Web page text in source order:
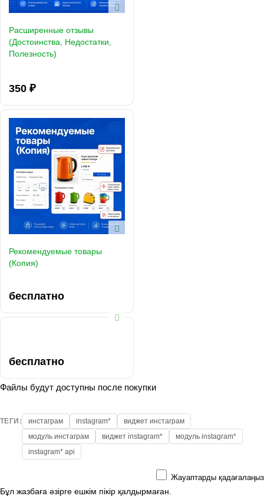
Расширенные отзывы
(Достоинства, Недостатки,
Полезность)
350 ₽
Рекомендуемые товары
(Копия)
бесплатно
бесплатно
Файлы будут доступны после покупки
ТЕГИ: инстаграм instagram*
виджет инстаграм
модуль инстаграм
виджет instagram*
модуль instagram*
instagram* api
Жауаптарды қадағалаңыз
Бұл жазбаға әзірге ешкім пікір қалдырмаған.